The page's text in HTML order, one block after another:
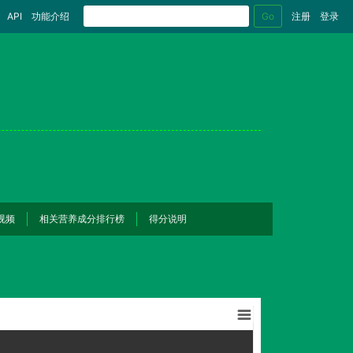
API 功能介绍 Go 注册 登录
频 相关营养成分排行榜 得分说明